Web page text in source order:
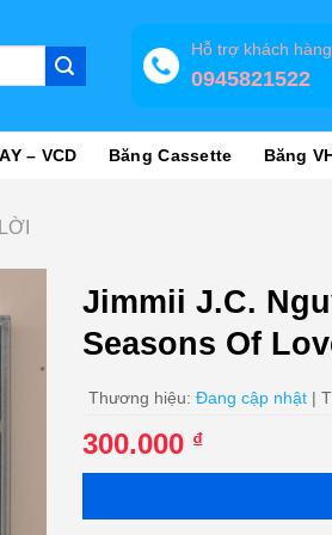
Hỗ trợ khách hàng
0945821522
– VCD Băng Cassette Băng
Jimmii J.C.
Seasons Of
Thương hiệu: Đang cập nhật |
300.000 ₫